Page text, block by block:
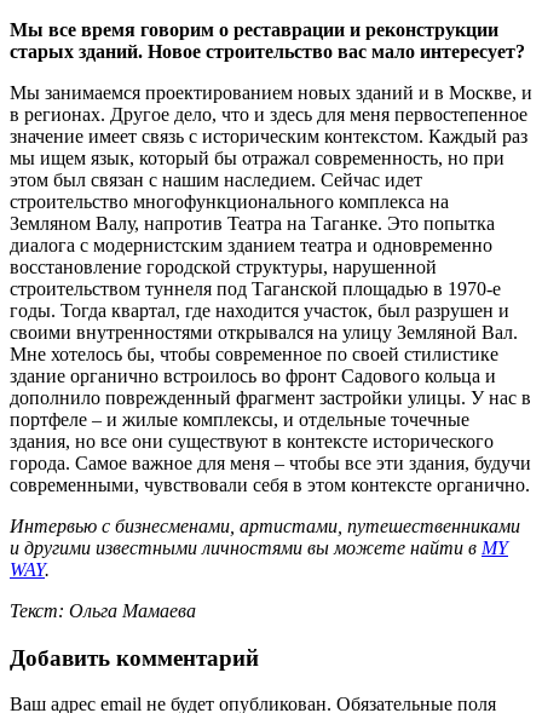
Мы все время говорим о реставрации и реконструкции
старых зданий. Новое строительство вас мало интересует?
Мы занимаемся проектированием новых зданий и в Москве, и
в регионах. Другое дело, что и здесь для меня первостепенное
значение имеет связь с историческим контекстом. Каждый раз
мы ищем язык, который бы отражал современность, но при
этом был связан с нашим наследием. Сейчас идет
строительство многофункционального комплекса на
Земляном Валу, напротив Театра на Таганке. Это попытка
диалога с модернистским зданием театра и одновременно
восстановление городской структуры, нарушенной
строительством туннеля под Таганской площадью в 1970-е
годы. Тогда квартал, где находится участок, был разрушен и
своими внутренностями открывался на улицу Земляной Вал.
Мне хотелось бы, чтобы современное по своей стилистике
здание органично встроилось во фронт Садового кольца и
дополнило поврежденный фрагмент застройки улицы. У нас в
портфеле – и жилые комплексы, и отдельные точечные
здания, но все они существуют в контексте исторического
города. Самое важное для меня – чтобы все эти здания, будучи
современными, чувствовали себя в этом контексте органично.
Интервью с бизнесменами, артистами, путешественниками
и другими известными личностями вы можете найти в MY
WAY.
Текст: Ольга Мамаева
Добавить комментарий
Ваш адрес email не будет опубликован. Обязательные поля